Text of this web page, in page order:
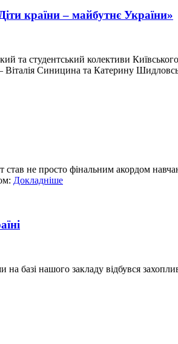
країни – майбутнє України»
та студентський колективи
Синицина та Катерину
не просто фінальним акордом
Докладніше
базі нашого закладу відбувся